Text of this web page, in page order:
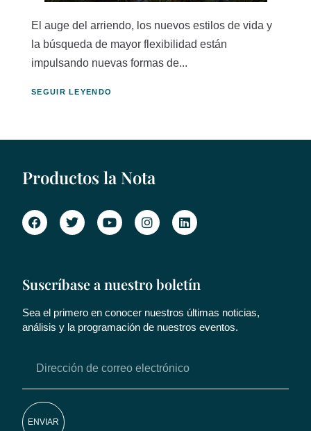
El auge del arriendo, los nuevos estilos de vida y
la búsqueda de mayor flexibilidad están
impulsando nuevas formas de...
SEGUIR LEYENDO
Productos la Nota
Suscríbase a nuestro boletín
Sea el primero en conocer nuestros últimas noticias,
análisis y la programación de nuestros eventos.
ENVIAR